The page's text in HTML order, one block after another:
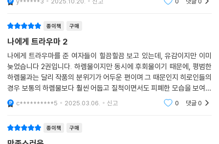
종이책 구매
나에게 트라우마 2
나에게 트라우마를 준 여자들이 힐끔힐끔 보고 있는데, 유감이지만 이미
늦었습니다 2권입니다. 하렘물이지만 동시에 후회물이기 때문에, 평범한
하렘물과는 달리 작품의 분위기가 어두운 편이며 그 때문인지 히로인들의
경우 보통의 하렘물보다 훨씬 어둡고 질척이면서도 피폐한 모습을 보여주
는 편입니다.
c**********5 2025.03.06. 신고 0 댓글0
종이책 구매